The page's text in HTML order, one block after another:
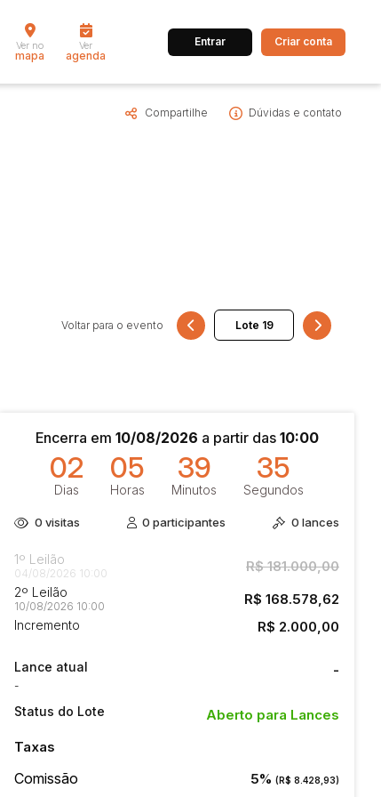
Cidade
Ver no
mapa
Ver
agenda
Entrar Criar conta
Compartilhe Dúvidas e contato
Voltar para o evento
Encerra em 10/08/2026 a partir das 10:00
02
Dias
05
Horas
39
Minutos
35
Segundos
0 visitas 0participantes 0 lances
1º Leilão
04/08/2026 10:00 R$ 181.000,00
2º Leilão
10/08/2026 10:00 R$ 168.578,62
Incremento R$ 2.000,00
Lance atual
-
-
Status do Lote
Aberto para Lances
Taxas
Comissão 5% (R$ 8.428,93)